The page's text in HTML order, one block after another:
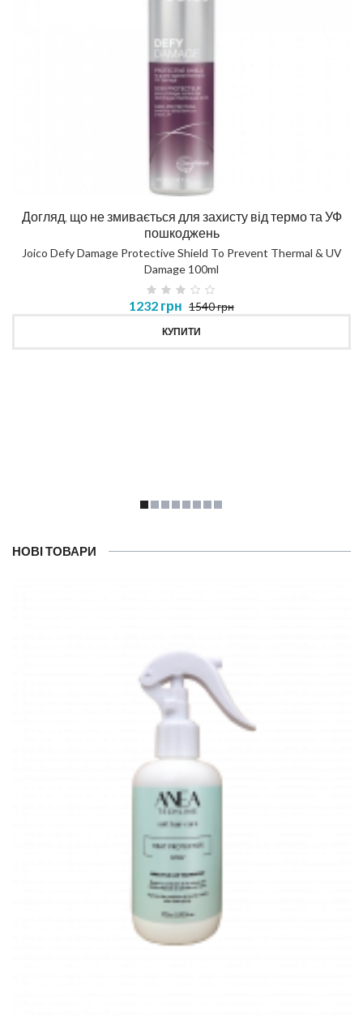
Догляд, що не змивається для захисту від термо та УФ
пошкоджень
Joico Defy Damage Protective Shield To Prevent Thermal & UV
Damage 100ml
1232 грн 1540 грн
КУПИТИ
НОВІ ТОВАРИ